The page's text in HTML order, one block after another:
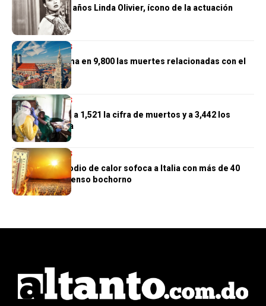
Muere a los 97 años Linda Olivier, ícono de la actuación
venezolana
INTERNACIONALES
Alemania estima en 9,800 las muertes relacionadas con el
calor
INTERNACIONALES
El Congo eleva a 1,521 la cifra de muertos y a 3,442 los
casos de ébola
INTERNACIONALES
Un nuevo episodio de calor sofoca a Italia con más de 40
grados y un intenso bochorno